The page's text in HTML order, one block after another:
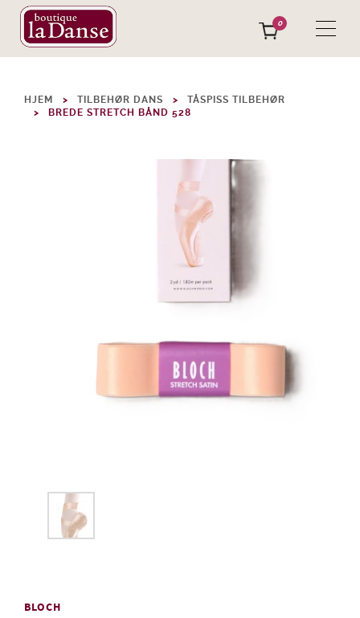
0
HJEM TILBEHØR DANS
TÅSPISS TILBEHØR
BREDE STRETCH BÅND 528
BLOCH